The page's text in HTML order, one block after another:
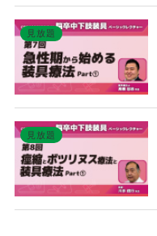
見放題
見放題